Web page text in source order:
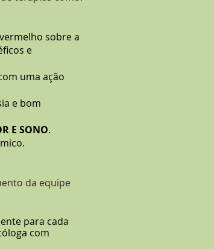
sobre a
e
uma ação
e bom
E SONO.
da equipe
para cada
com